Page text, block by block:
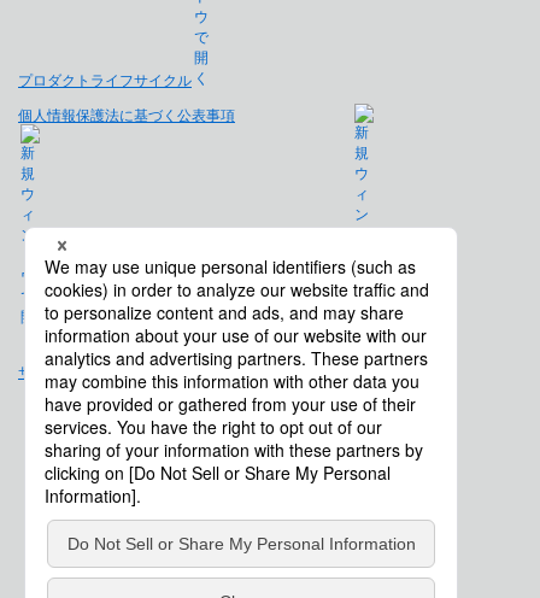
プロダクトライフサイクル
個人情報保護法に基づく公表事項
免責事項
サイトマップ
会社概要